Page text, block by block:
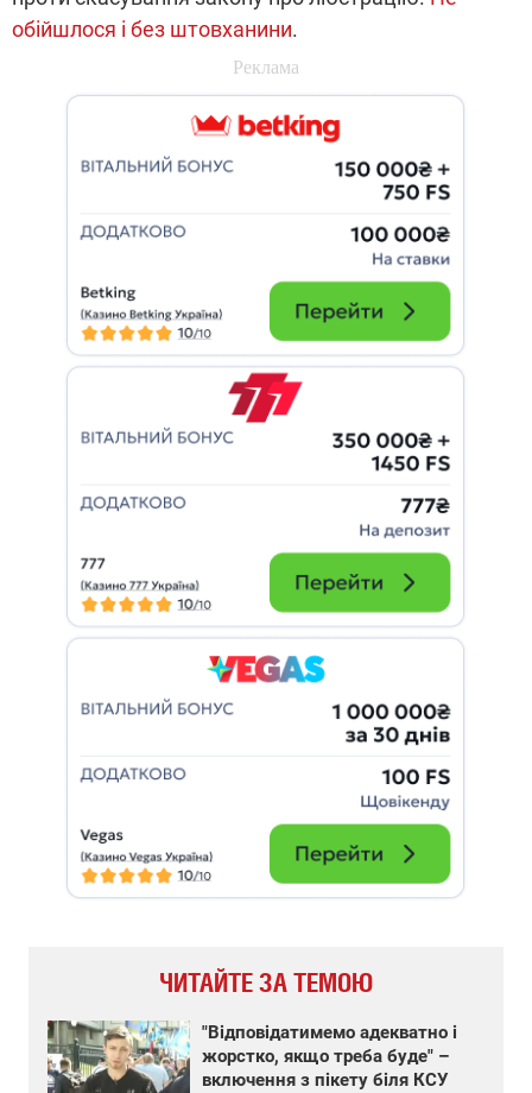
обійшлося і без штовханини.
ЧИТАЙТЕ ЗА ТЕМОЮ
"Відповідатимемо адекватно і
жорстко, якщо треба буде" –
включення з пікету біля КСУ